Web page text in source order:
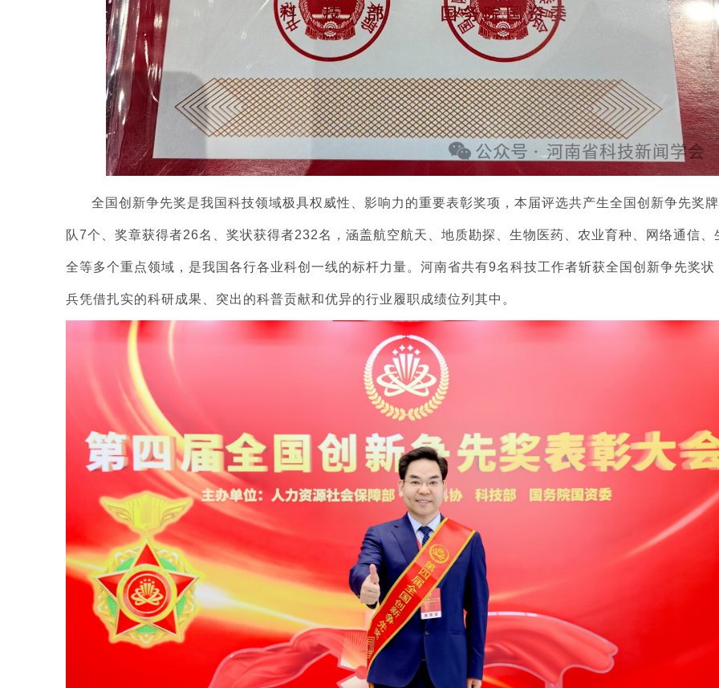
全国创新争先奖是我国科技领域极具权威性、影响力的重要表彰奖项，本届评选共产生全国创新争先奖
队7个、奖章获得者26名、奖状获得者232名，涵盖航空航天、地质勘探、生物医药、农业育种、网络通信、
全等多个重点领域，是我国各行各业科创一线的标杆力量。河南省共有9名科技工作者斩获全国创新争先奖状
兵凭借扎实的科研成果、突出的科普贡献和优异的行业履职成绩位列其中。